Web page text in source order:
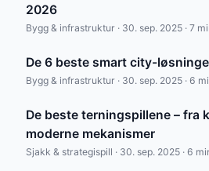
2026
Bygg & infrastruktur · 30. sep. 2025 · 7
De 6 beste smart city-
Bygg & infrastruktur · 30. sep. 2025 · 6
De beste terningspillene – fra
moderne mekanismer
Sjakk & strategispill · 30. sep. 2025 · 6